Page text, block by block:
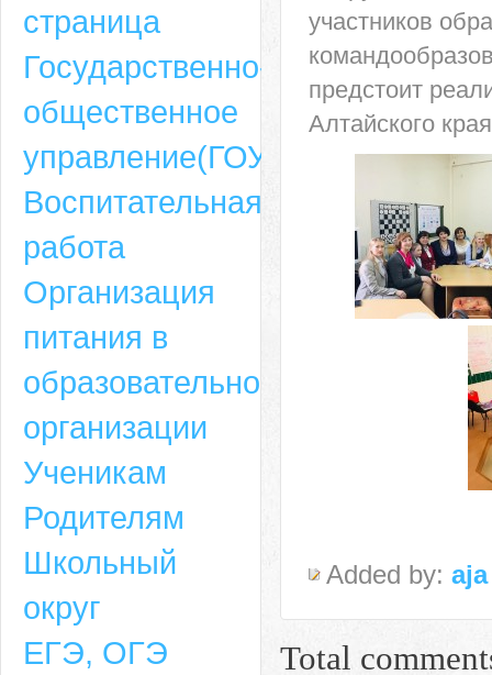
Адрес
659635, Алтайский край, Алтайский район, село Ая, ул. Школьная 11.
6-49, электронный адрес: aja_70@mail.ru
участников
предстоит
Алтайского
Added by: aja
Total
страница
Государственно-
общественное
управление(ГОУ)
Воспитательная
работа
Организация
питания в
образовательной
организации
Ученикам
Родителям
Школьный
округ
ЕГЭ, ОГЭ